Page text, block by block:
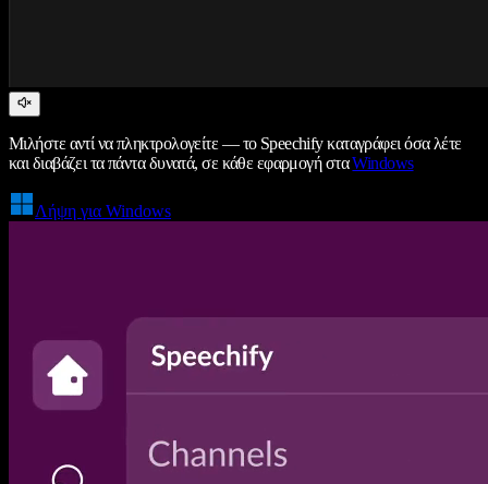
Μιλήστε αντί να πληκτρολογείτε — το Speechify καταγράφει όσα λέτε
και διαβάζει τα πάντα δυνατά, σε κάθε εφαρμογή σταWindows
Λήψη για Windows